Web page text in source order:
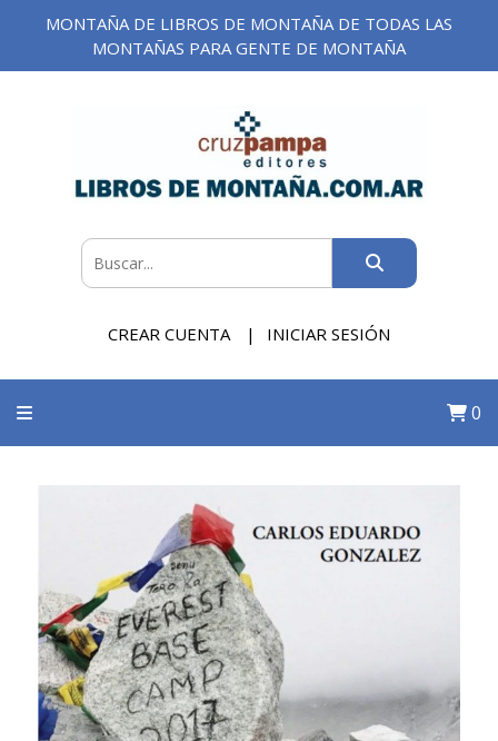
MONTAÑA DE LIBROS DE MONTAÑA DE TODAS LAS
MONTAÑAS PARA GENTE DE MONTAÑA
CREAR CUENTA INICIAR SESIÓN
0